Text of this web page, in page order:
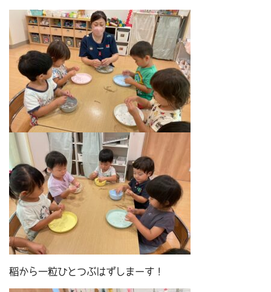
稲から一粒ひとつぶはずしまーす！